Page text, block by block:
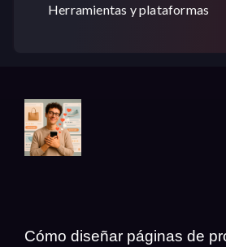
Herramientas y plataformas
Cómo diseñar páginas de